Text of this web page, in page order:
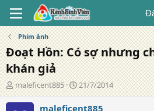
Phim ảnh
Đoạt Hồn: Có sợ nhưng
khán giả
T
á
c
maleficent885
N
g
à
21/7/2014
maleficent885